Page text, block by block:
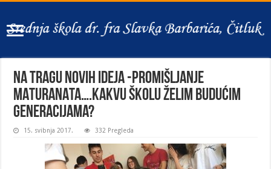
NA TRAGU NOVIH IDEJA -PROMIŠLJANJE
MATURANATA….KAKVU ŠKOLU ŽELIM BUDUĆIM
GENERACIJAMA?
15. svibnja 2017. 332 Pregleda